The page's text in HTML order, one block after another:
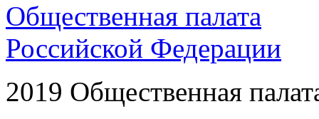
Общественная палата
Российской Федерации
2019 Общественная